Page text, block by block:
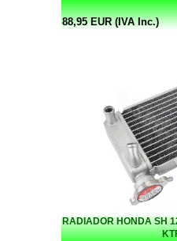
88,95 EUR (IVA Inc.)
RADIADOR HONDA SH